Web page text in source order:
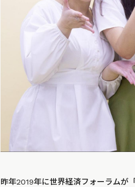
昨年2019年に世界経済フォーラム